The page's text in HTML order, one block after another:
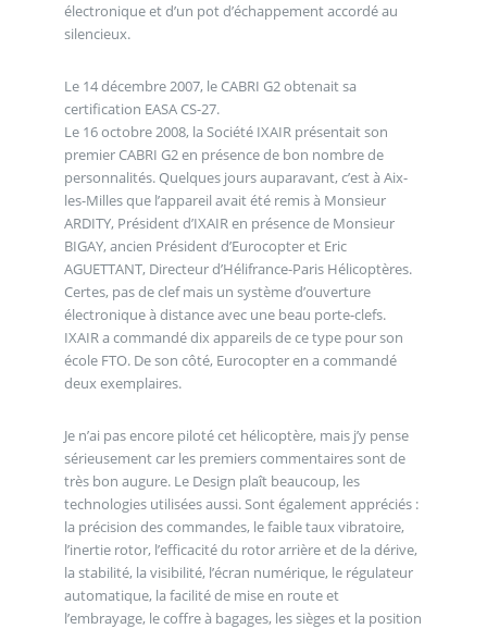
électronique et d’un pot d’échappement accordé au
silencieux.
Le 14 décembre 2007, le CABRI G2 obtenait sa
certification EASA CS-27.
Le 16 octobre 2008, la Société IXAIR présentait son
premier CABRI G2 en présence de bon nombre de
personnalités. Quelques jours auparavant, c’est à Aix-
les-Milles que l’appareil avait été remis à Monsieur
ARDITY, Président d’IXAIR en présence de Monsieur
BIGAY, ancien Président d’Eurocopter et Eric
AGUETTANT, Directeur d’Hélifrance-Paris Hélicoptères.
Certes, pas de clef mais un système d’ouverture
électronique à distance avec une beau porte-clefs.
IXAIR a commandé dix appareils de ce type pour son
école FTO. De son côté, Eurocopter en a commandé
deux exemplaires.
Je n’ai pas encore piloté cet hélicoptère, mais j’y pense
sérieusement car les premiers commentaires sont de
très bon augure. Le Design plaît beaucoup, les
technologies utilisées aussi. Sont également appréciés :
la précision des commandes, le faible taux vibratoire,
l’inertie rotor, l’efficacité du rotor arrière et de la dérive,
la stabilité, la visibilité, l’écran numérique, le régulateur
automatique, la facilité de mise en route et
l’embrayage, le coffre à bagages, les sièges et la position